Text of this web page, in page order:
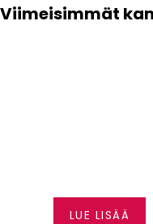
Viimeisimmät
LUE LISÄÄ